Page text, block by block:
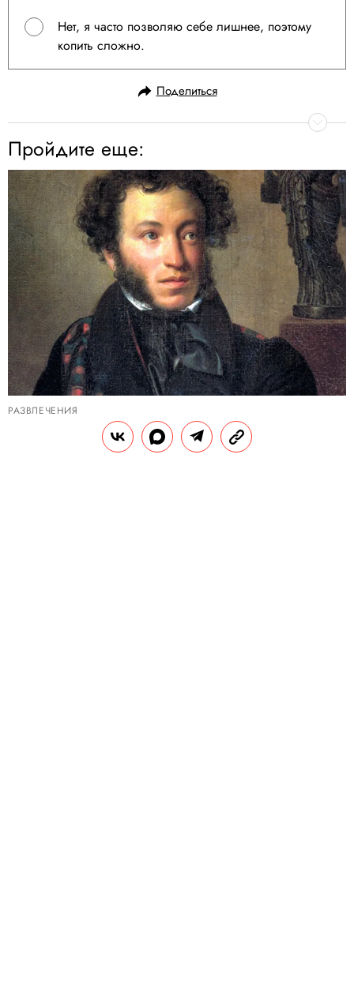
Нет, я часто позволяю себе лишнее, поэтому
копить сложно.
Поделиться
Пройдите еще:
РАЗВЛЕЧЕНИЯ
Тест: как хорошо вы знаете жизнь
и творчество Александра